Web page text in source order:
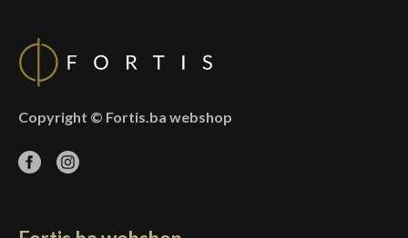
Copyright © Fortis.ba webshop